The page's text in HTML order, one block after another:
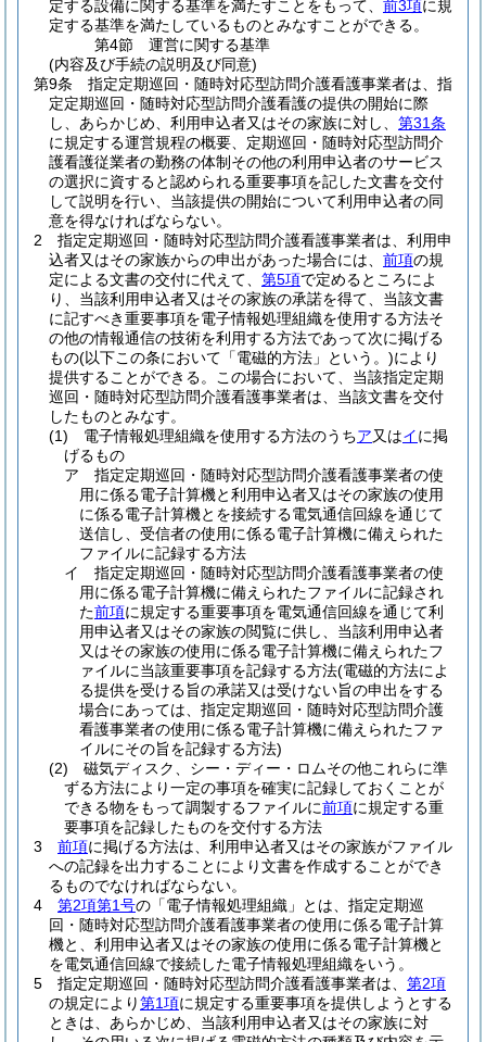
定する設備に関する基準を満たすことをもって、 前3項に規
定する基準を満たしているものとみなすことができる。
第4節
運営に関する基準
(内容及び手続の説明及び同意)
第9条
指定定期巡回・随時対応型訪問介護看護事業者は、指
定定期巡回・随時対応型訪問介護看護の提供の開始に際
し、あらかじめ、利用申込者又はその家族に対し、 第31条
に規定する運営規程の概要、定期巡回・随時対応型訪問介
護看護従業者の勤務の体制その他の利用申込者のサービス
の選択に資すると認められる重要事項を記した文書を交付
して説明を行い、当該提供の開始について利用申込者の同
意を得なければならない。
2
指定定期巡回・随時対応型訪問介護看護事業者は、利用申
込者又はその家族からの申出があった場合には、 前項の規
定による文書の交付に代えて、 第5項で定めるところによ
り、当該利用申込者又はその家族の承諾を得て、当該文書
に記すべき重要事項を電子情報処理組織を使用する方法そ
の他の情報通信の技術を利用する方法であって次に掲げる
もの(以下この条において「電磁的方法」という。)により
提供することができる。
この場合において、当該指定定期
巡回・随時対応型訪問介護看護事業者は、当該文書を交付
したものとみなす。
(1)
電子情報処理組織を使用する方法のうちア又はイに掲
げるもの
ア
指定定期巡回・随時対応型訪問介護看護事業者の使
用に係る電子計算機と利用申込者又はその家族の使用
に係る電子計算機とを接続する電気通信回線を通じて
送信し、受信者の使用に係る電子計算機に備えられた
ファイルに記録する方法
イ
指定定期巡回・随時対応型訪問介護看護事業者の使
用に係る電子計算機に備えられたファイルに記録され
た前項に規定する重要事項を電気通信回線を通じて利
用申込者又はその家族の閲覧に供し、当該利用申込者
又はその家族の使用に係る電子計算機に備えられたフ
ァイルに当該重要事項を記録する方法(電磁的方法によ
る提供を受ける旨の承諾又は受けない旨の申出をする
場合にあっては、指定定期巡回・随時対応型訪問介護
看護事業者の使用に係る電子計算機に備えられたファ
イルにその旨を記録する方法)
(2)
磁気ディスク、シー・ディー・ロムその他これらに準
ずる方法により一定の事項を確実に記録しておくことが
できる物をもって調製するファイルに前項に規定する重
要事項を記録したものを交付する方法
3
前項に掲げる方法は、利用申込者又はその家族がファイル
への記録を出力することにより文書を作成することができ
るものでなければならない。
4
第2項第1号の「電子情報処理組織」とは、指定定期巡
回・随時対応型訪問介護看護事業者の使用に係る電子計算
機と、利用申込者又はその家族の使用に係る電子計算機と
を電気通信回線で接続した電子情報処理組織をいう。
5
指定定期巡回・随時対応型訪問介護看護事業者は、 第2項
の規定により第1項に規定する重要事項を提供しようとする
ときは、あらかじめ、当該利用申込者又はその家族に対